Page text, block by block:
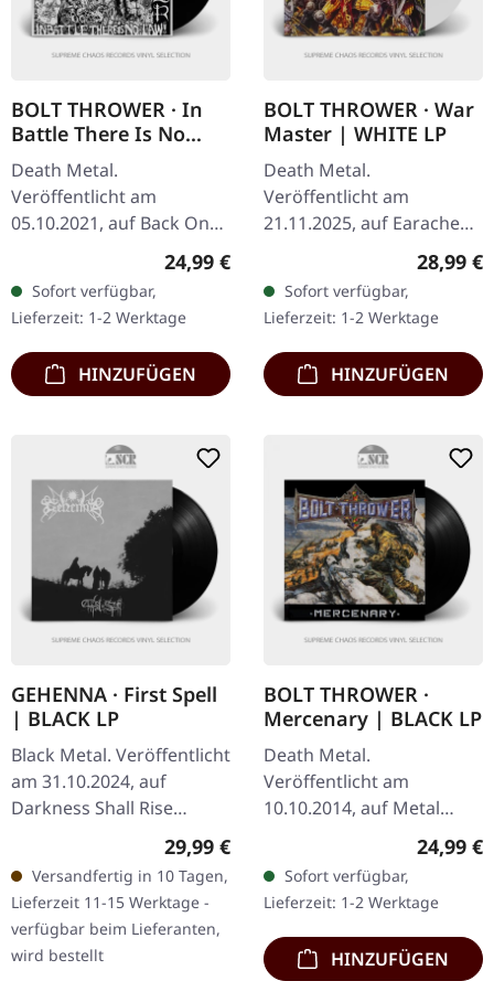
BOLT THROWER · In
Battle There Is No
Law! | BLACK LP
Death Metal.
Veröffentlicht am
05.10.2021, auf Back On
Black. Schwarzes Vinyl im
Gatefold-Cover. "In Battle
There Is No Law!" ist ein
monumentales…
Regulärer Preis:
24,99 €
Sofort verfügbar,
Lieferzeit: 1-2 Werktage
HINZUFÜGEN
BOLT THROWER · War
Master | WHITE LP
Death Metal.
Veröffentlicht am
21.11.2025, auf Earache
Records. Weißes Vinyl im
Gatefold-Cover. Plastic
Head Exklusiv-Edition.
Bolt Throwers zweites…
28,99 €
Sofort verfügbar,
Lieferzeit: 1-2 Werktage
HINZUFÜGEN
GEHENNA · First Spell
| BLACK LP
Black Metal. Veröffentlicht
am 31.10.2024, auf
Darkness Shall Rise
Productions. Schwarzes
Vinyl. Im Pantheon der
einflussreichsten Black
Metal-Bands…
Regulärer Preis:
29,99 €
Versandfertig in 10 Tagen,
Lieferzeit 11-15 Werktage -
verfügbar beim Lieferanten,
wird bestellt
BOLT THROWER ·
Mercenary | BLACK LP
Death Metal.
Veröffentlicht am
10.10.2014, auf Metal
Blade Records. Schwarzes
"Mercenary", die
erhabene
Veröffentlichung von
Bolt…
24,99 €
Sofort verfügbar,
Lieferzeit: 1-2 Werktage
HINZUFÜGEN